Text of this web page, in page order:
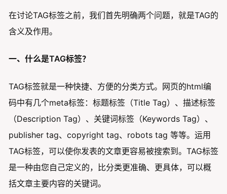
在讨论TAG标签之前，我们首先明确两个问题，就是TAG的
含义及作用。
一、什么是TAG标签？
TAG标签就是一种快捷、方便的分类方式。网页的html编
码中有几个meta标签：标题标签（Title Tag）、描述标签
（Description Tag）、关键词标签（Keywords Tag）、
publisher tag、copyright tag、robots tag 等等。运用
TAG标签，可以使你发表的文章更容易被搜索到。TAG标签
是一种由您自己定义的，比分类更准确、更具体，可以概
括文章主要内容的关键词。